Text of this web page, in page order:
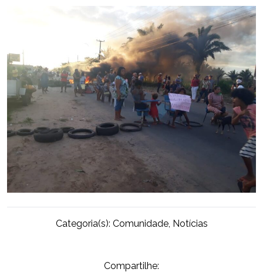
Categoria(s): Comunidade, Notícias
Compartilhe: